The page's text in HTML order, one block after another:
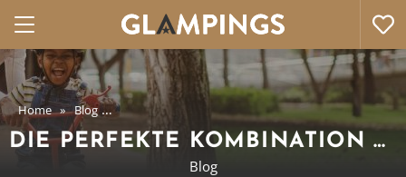
Home Blog
Die Perfekte Kombination aus Luxus und
und Klein
DIE PERFEKTE KOMBINATION AUS LUXUS UND ABENTEUER FÜR GROSS UND KLEIN
Blog